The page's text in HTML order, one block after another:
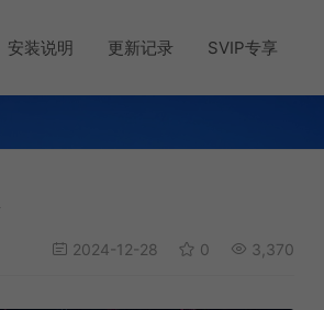
安装说明 更新记录 SVIP专享
2024-12-28 0 3,370